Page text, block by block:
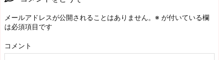
メールアドレスが公開されることはありません。 ※ が付いている欄
は必須項目です
コメント